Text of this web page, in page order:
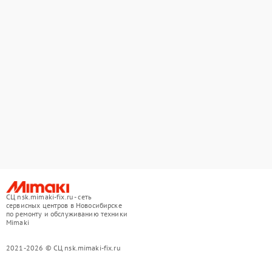
СЦ nsk.mimaki-fix.ru - сеть
сервисных центров в Новосибирске
по ремонту и обслуживанию техники
Mimaki
2021-2026 © СЦ nsk.mimaki-fix.ru